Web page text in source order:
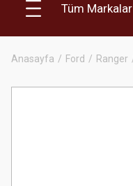
Tüm Markalar
Anasayfa Ford Ranger